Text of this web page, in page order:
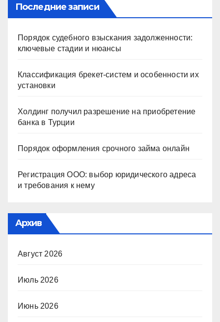
Последние записи
Порядок судебного взыскания задолженности:
ключевые стадии и нюансы
Классификация брекет-систем и особенности их
установки
Холдинг получил разрешение на приобретение
банка в Турции
Порядок оформления срочного займа онлайн
Регистрация ООО: выбор юридического адреса
и требования к нему
Архив
Август 2026
Июль 2026
Июнь 2026